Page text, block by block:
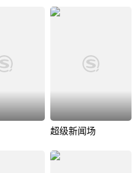
超级新闻场